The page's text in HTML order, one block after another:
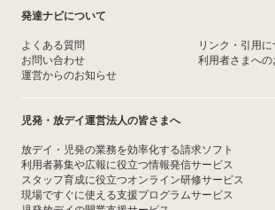
発達ナビについて
よくある質問
お問い合わせ
運営からのお知らせ
リンク・引用
利用者さまへ
児発・放デイ運営法人の皆さまへ
放デイ・児発の業務を効率化する請求ソフト
利用者募集や広報に役立つ情報発信サービス
スタッフ育成に役立つオンライン研修サービス
現場ですぐに使える支援プログラムサービス